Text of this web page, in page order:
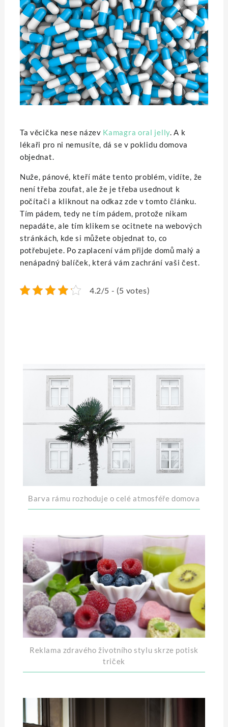
Ta věcička nese název Kamagra oral jelly. A k
lékaři pro ni nemusíte, dá se v poklidu domova
objednat.
Nuže, pánové, kteří máte tento problém, vidíte, že
není třeba zoufat, ale že je třeba usednout k
počítači a kliknout na odkaz zde v tomto článku.
Tím pádem, tedy ne tím pádem, protože nikam
nepadáte, ale tím klikem se ocitnete na webových
stránkách, kde si můžete objednat to, co
potřebujete. Po zaplacení vám přijde domů malý a
nenápadný balíček, která vám zachrání vaši čest.
4.2/5 - (5 votes)
Barva rámu rozhoduje o celé atmosféře domova
Reklama zdravého životního stylu skrze potisk
triček